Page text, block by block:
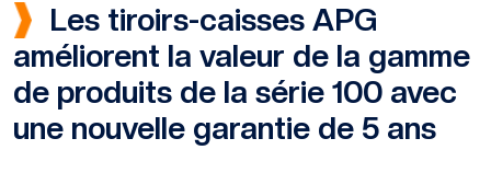
Les tiroirs-caisses APG
améliorent la valeur de la gamme
de produits de la série 100 avec
une nouvelle garantie de 5 ans